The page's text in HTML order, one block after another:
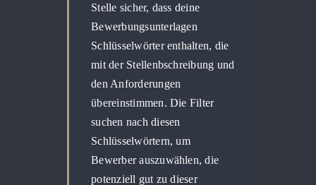
Stelle sicher, dass deine
Bewerbungsunterlagen
Schlüsselwörter enthalten, die
mit der Stellenbschreibung und
den Anforderungen
übereinstimmen. Die Filter
suchen nach diesen
Schlüsselwörtern, um
Bewerber auszuwählen, die
potenziell gut zu dieser